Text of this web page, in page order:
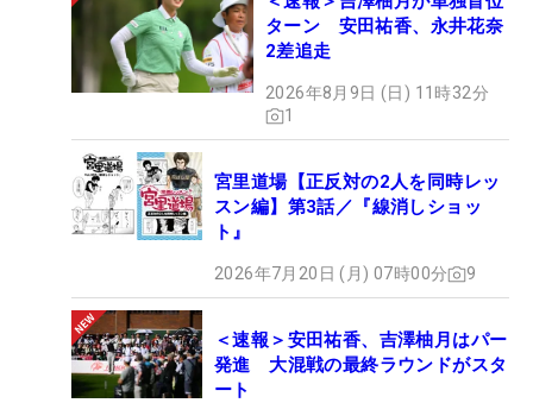
ターン 安田祐香、永井花奈
2差追走
2026年8月9日 (日) 11時32分
1
宮里道場【正反対の2人を同時レッ
スン編】第3話／『線消しショッ
ト』
2026年7月20日 (月) 07時00分 9
＜速報＞安田祐香、吉澤柚月はパー
発進 大混戦の最終ラウンドがスタ
ート